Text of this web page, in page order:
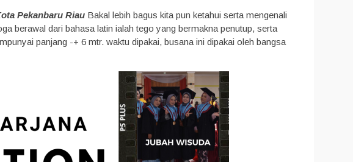
Pekanbaru Riau Bakal lebih bagus kita pun ketahui serta mengenali
berawal dari bahasa latin ialah tego yang bermakna penutup, serta
panjang -+ 6 mtr. waktu dipakai, busana ini dipakai oleh bangsa